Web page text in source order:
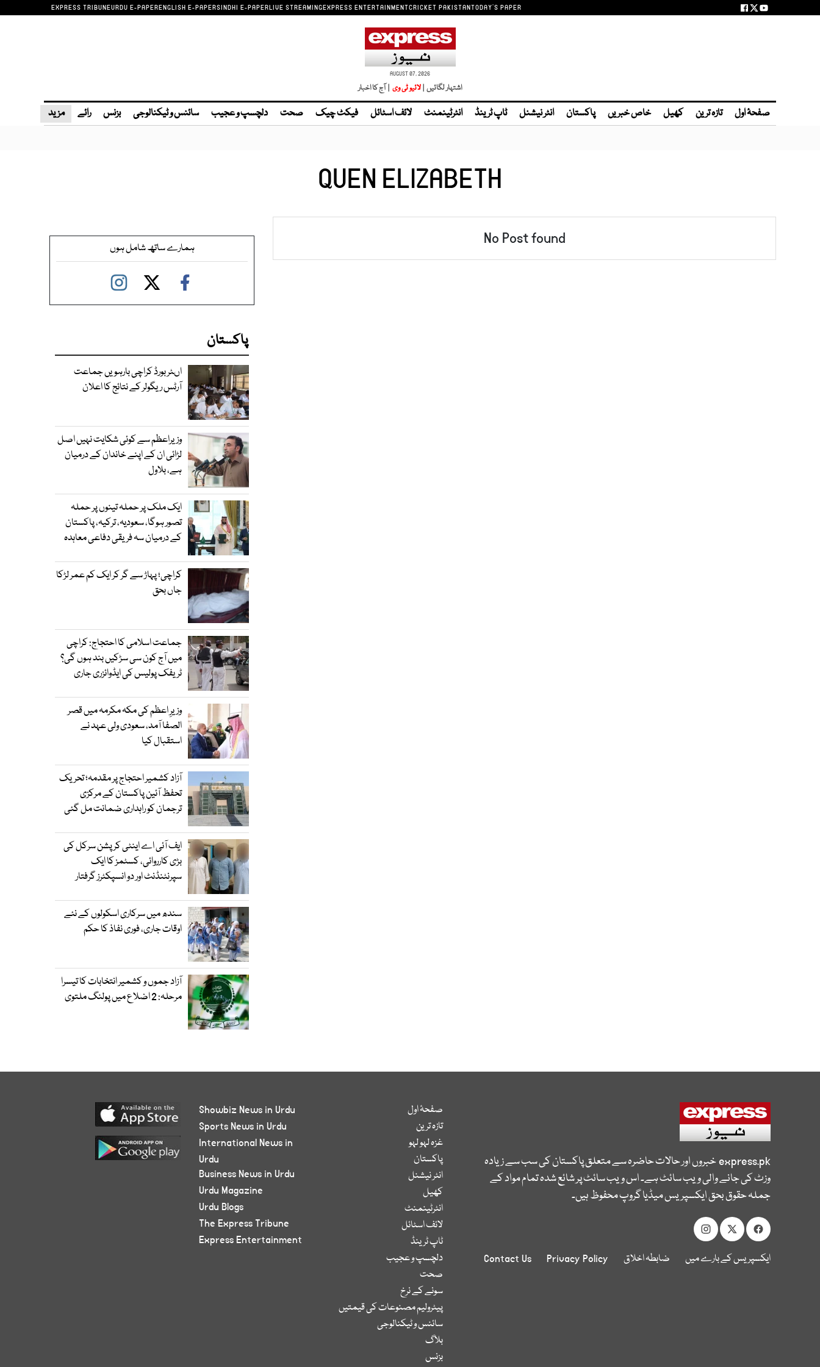
EXPRESS TRIBUNEURDU E-PAPERENGLISH E-PAPERSINDHI E-PAPERLIVE STREAMINGEXPRESS ENTERTAINMENTCRICKET PAKISTANTODAY'S PAPER
AUGUST 07, 2026
اشتہار لگائیں |لائیو ٹی وی | آج کا اخبار
صفحۂ اول تازہ ترین کھیل خاص خبریں پاکستان انٹر نیشنل ٹاپ ٹرینڈ انٹرٹینمنٹ لائف اسٹائل فیکٹ چیک صحت دلچسپ و عجیب سائنس و ٹیکنالوجی بزنس رائے مزید
QUEN ELIZABETH
No Post found ہمارے ساتھ شامل ہوں
پاکستان
اںٹر بورڈ کراچی بارہویں جماعت
آرٹس ریگولر کے نتائج کا اعلان
وزیراعظم سے کوئی شکایت نہیں اصل
لڑائی ان کے اپنے خاندان کے درمیان
ہے، بلاول
ایک ملک پر حملہ تینوں پر حملہ
تصور ہوگا، سعودیہ، ترکیہ، پاکستان
کے درمیان سہ فریقی دفاعی معاہدہ
کراچی؛ پہاڑ سے گر کر ایک کم عمر لڑکا
جاں بحق
جماعت اسلامی کا احتجاج: کراچی
میں آج کون سی سڑکیں بند ہوں گی؟
ٹریفک پولیس کی ایڈوائزری جاری
وزیرِ اعظم کی مکہ مکرمہ میں قصر
الصفا آمد، سعودی ولی عہد نے
استقبال کیا
آزاد کشمیر احتجاج پر مقدمہ؛ تحریک
تحفظ آئین پاکستان کے مرکزی
ترجمان کو راہداری ضمانت مل گئی
ایف آئی اے اینٹی کرپشن سرکل کی
بڑی کارروائی، کسٹمز کا ایک
سپرنٹنڈنٹ اور دو انسپکٹرز گرفتار
سندھ میں سرکاری اسکولوں کے نئے
اوقات جاری، فوری نفاذ کا حکم
آزاد جموں و کشمیر انتخابات کا تیسرا
مرحلہ: 2 اضلاع میں پولنگ ملتوی
express.pkخبروں اور حالات حاضرہ سے متعلق پاکستان کی سب سے زیادہ
وزٹ کی جانے والی ویب سائٹ ہے۔ اس ویب سائٹ پر شائع شدہ تمام مواد کے
جملہ حقوق بحق ایکسپریس میڈیا گروپ محفوظ ہیں۔
ایکسپریس کے بارے میں ضابطہ اخلاق Privacy Policy
Contact Us
صفحۂ اول
تازہ ترین
غزہ لہو لہو
پاکستان
انٹر نیشنل
کھیل
انٹرٹینمنٹ
لائف اسٹائل
ٹاپ ٹرینڈ
دلچسپ و عجیب
صحت
سونے کے نرخ
پیٹرولیم مصنوعات کی قیمتیں
سائنس و ٹیکنالوجی
بلاگ
بزنس
Showbiz News in Urdu
Sports News in Urdu
International News in
Urdu
Business News in Urdu
Urdu Magazine
Urdu Blogs
The Express Tribune
Express Entertainment